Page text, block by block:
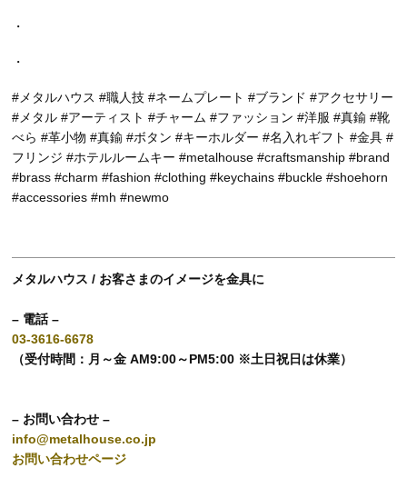
・
・
#メタルハウス #職人技 #ネームプレート #ブランド #アクセサリー
#メタル #アーティスト #チャーム #ファッション #洋服 #真鍮 #靴
べら #革小物 #真鍮 #ボタン #キーホルダー #名入れギフト #金具 #
フリンジ #ホテルルームキー #metalhouse #craftsmanship #brand
#brass #charm #fashion #clothing #keychains #buckle #shoehorn
#accessories #mh #newmo
メタルハウス / お客さまのイメージを金具に
– 電話 –
03-3616-6678
（受付時間：月～金 AM9:00～PM5:00 ※土日祝日は休業）
– お問い合わせ –
info@metalhouse.co.jp
お問い合わせページ